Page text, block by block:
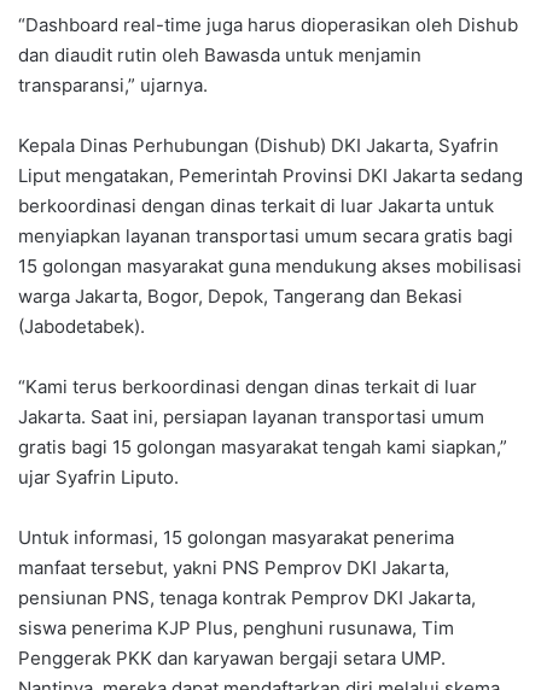
“Dashboard real-time juga harus dioperasikan oleh Dishub
dan diaudit rutin oleh Bawasda untuk menjamin
transparansi,” ujarnya.
Kepala Dinas Perhubungan (Dishub) DKI Jakarta, Syafrin
Liput mengatakan, Pemerintah Provinsi DKI Jakarta sedang
berkoordinasi dengan dinas terkait di luar Jakarta untuk
menyiapkan layanan transportasi umum secara gratis bagi
15 golongan masyarakat guna mendukung akses mobilisasi
warga Jakarta, Bogor, Depok, Tangerang dan Bekasi
(Jabodetabek).
“Kami terus berkoordinasi dengan dinas terkait di luar
Jakarta. Saat ini, persiapan layanan transportasi umum
gratis bagi 15 golongan masyarakat tengah kami siapkan,”
ujar Syafrin Liputo.
Untuk informasi, 15 golongan masyarakat penerima
manfaat tersebut, yakni PNS Pemprov DKI Jakarta,
pensiunan PNS, tenaga kontrak Pemprov DKI Jakarta,
siswa penerima KJP Plus, penghuni rusunawa, Tim
Penggerak PKK dan karyawan bergaji setara UMP.